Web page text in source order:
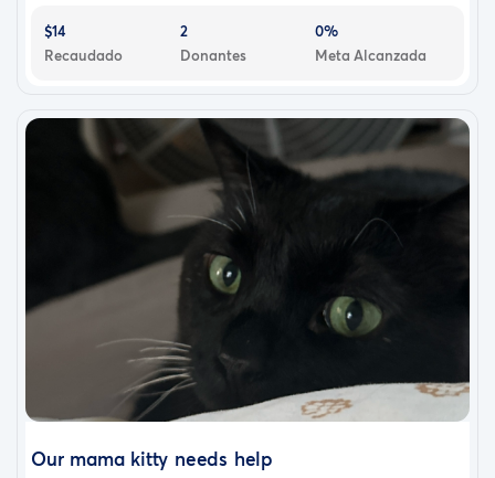
$14
Recaudado
2
Donantes
0%
Meta Alcanzada
Our mama kitty needs help